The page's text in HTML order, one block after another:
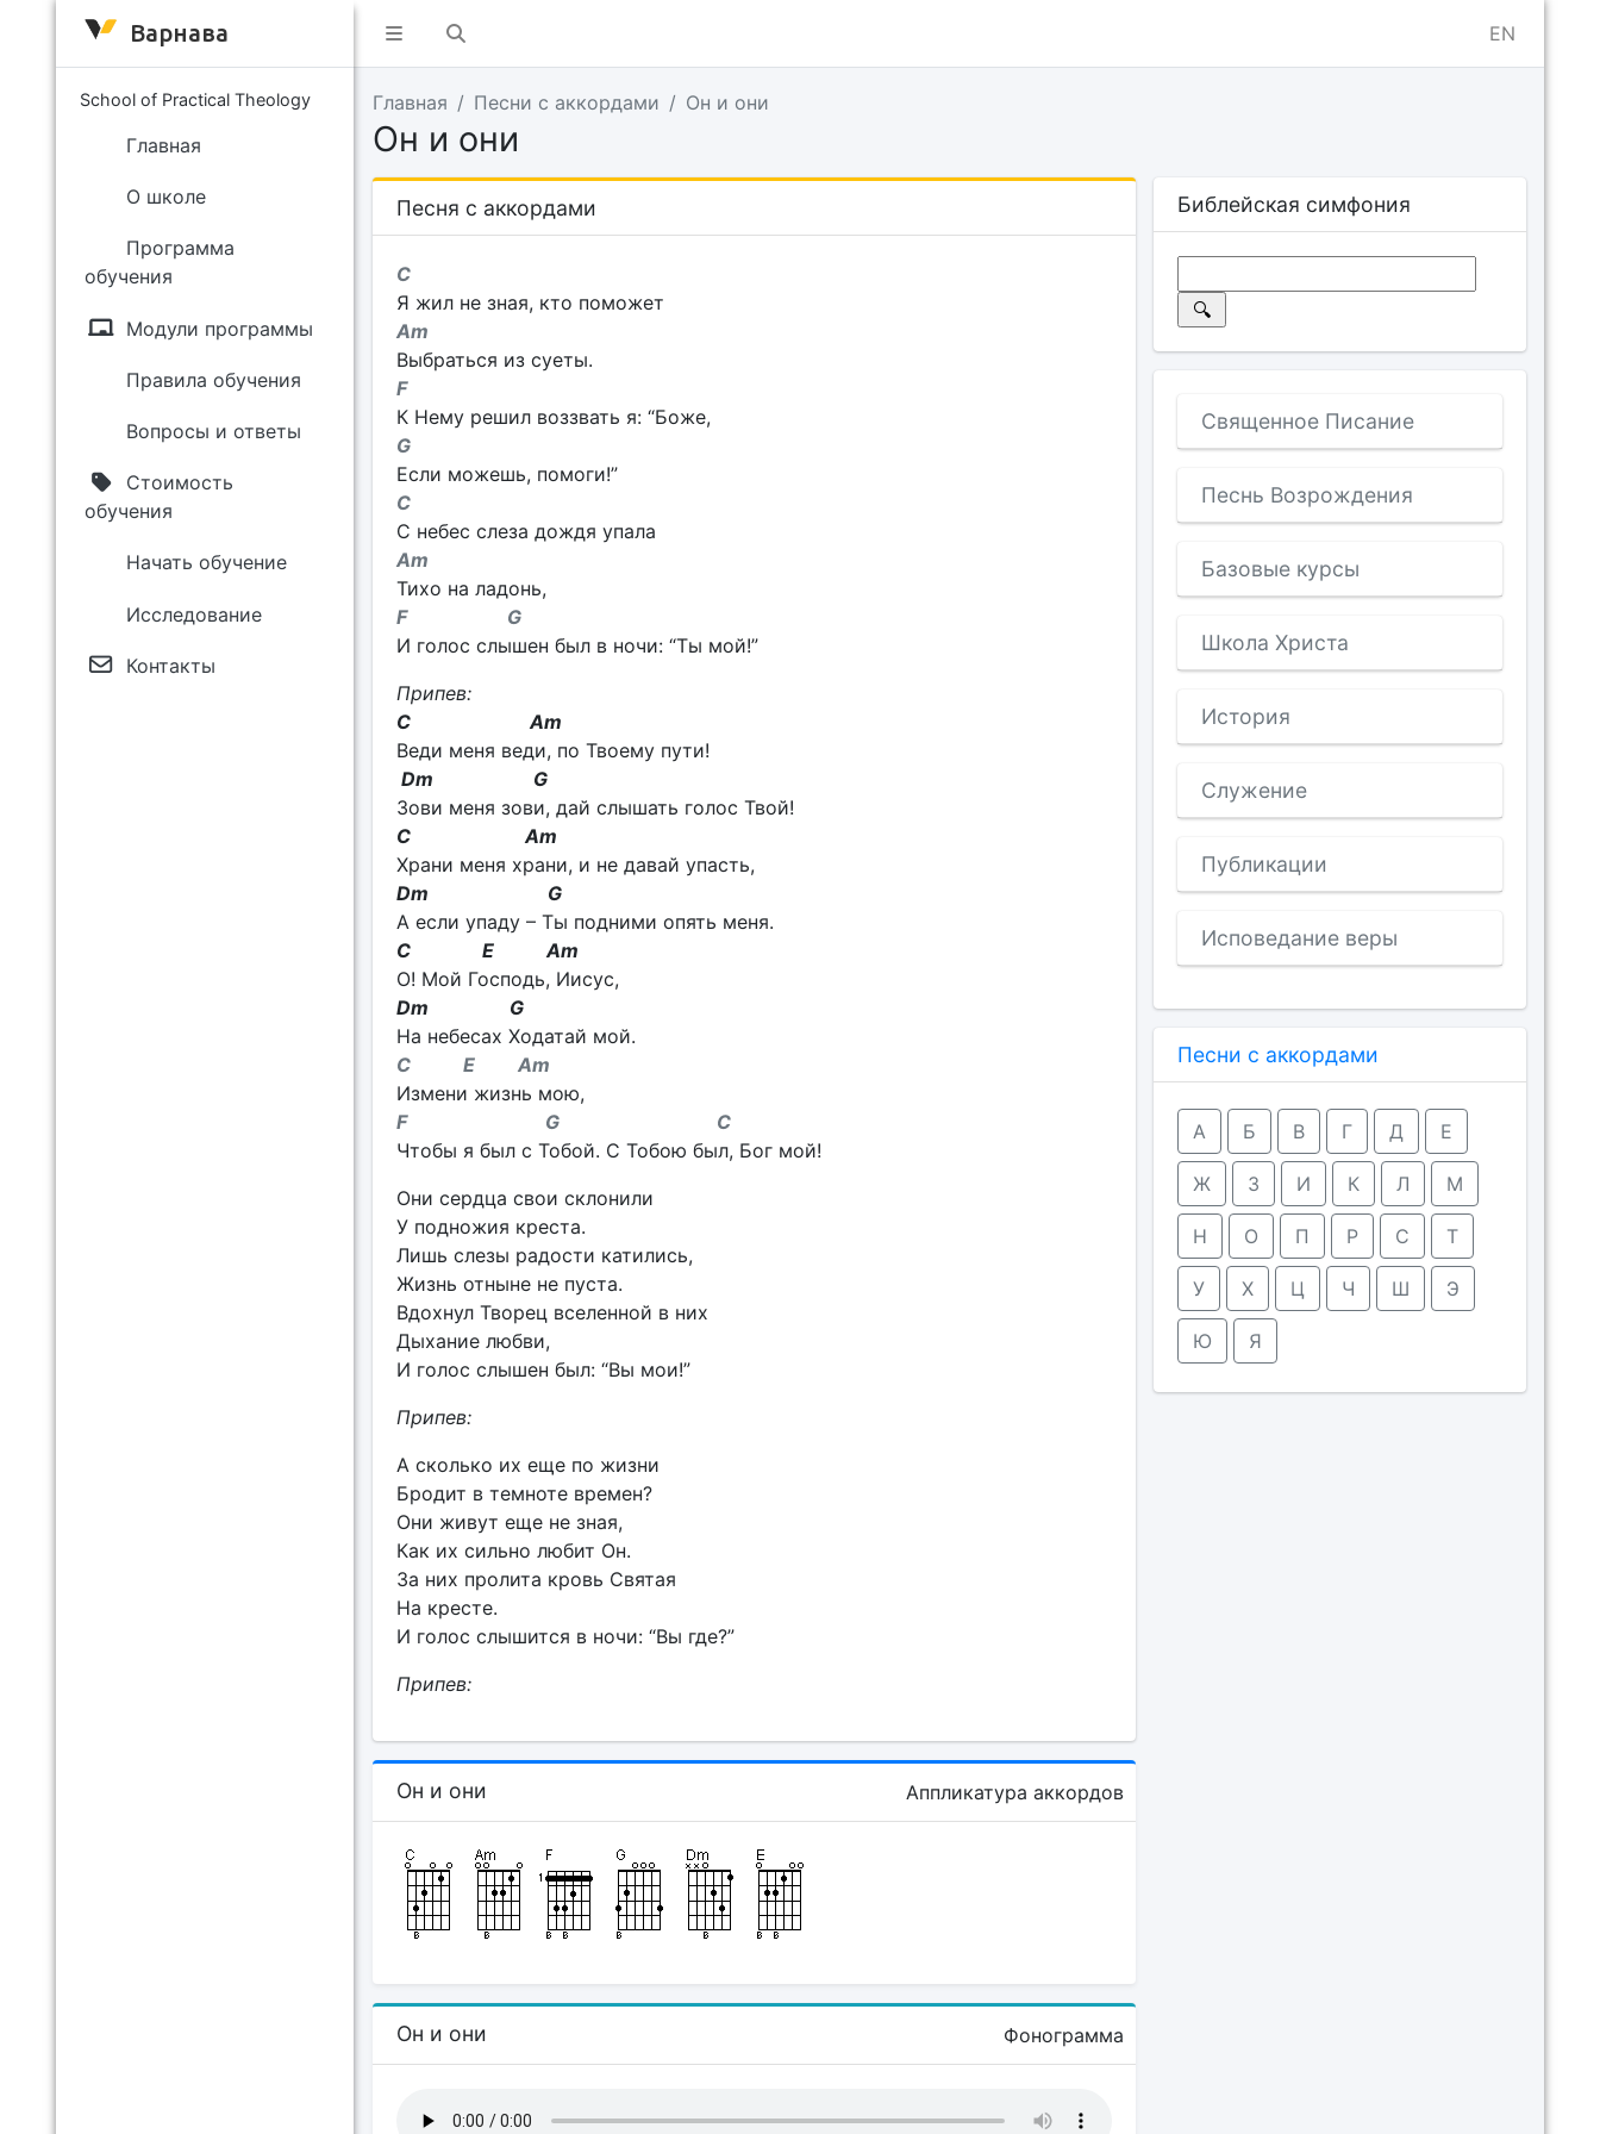
EN
Варнава
School of Practical Theology
Главная
О школе
Программа
обучения
Модули программы
Правила обучения
Вопросы и ответы
Стоимость
обучения
Начать обучение
Исследование
Контакты
Главная Песни с аккордами Он и они
Он и они
Песня с аккордами
C
Я жил не зная, кто поможет
Am
Выбраться из суеты.
F
К Нему решил воззвать я: “Боже,
G
Если можешь, помоги!”
C
С небес слеза дождя упала
Am
Тихо на ладонь,
F G
И голос слышен был в ночи: “Ты мой!”
Припев:
C Am
Веди меня веди, по Твоему пути!
Dm G
Зови меня зови, дай слышать голос Твой!
C Am
Храни меня храни, и не давай упасть,
Dm G
А если упаду – Ты подними опять меня.
C E Am
О! Мой Господь, Иисус,
Dm G
На небесах Ходатай мой.
C E Am
Измени жизнь мою,
F G C
Чтобы я был с Тобой. С Тобою был, Бог мой!
Они сердца свои склонили
У подножия креста.
Лишь слезы радости катились,
Жизнь отныне не пуста.
Вдохнул Творец вселенной в них
Дыхание любви,
И голос слышен был: “Вы мои!”
Припев:
А сколько их еще по жизни
Бродит в темноте времен?
Они живут еще не зная,
Как их сильно любит Он.
За них пролита кровь Святая
На кресте.
И голос слышится в ночи: “Вы где?”
Припев:
Он и они Аппликатура аккордов
Он и они Фонограмма
Библейская симфония
Священное Писание
Песнь Возрождения
Базовые курсы
Школа Христа
История
Служение
Публикации
Исповедание веры
Песни с аккордами
А Б В Г Д Е
Ж З И К Л М
Н О П Р С Т
У Х Ц Ч Ш Э
Ю Я